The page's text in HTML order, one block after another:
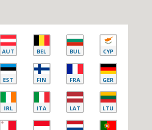
AUT BEL BUL CYP
EST FIN FRA GER
IRL ITA LAT LTU